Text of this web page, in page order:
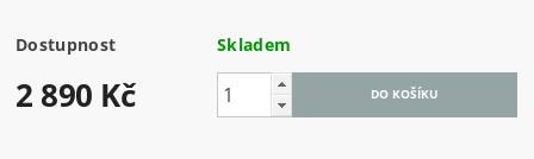
Dostupnost Skladem
2 890 Kč